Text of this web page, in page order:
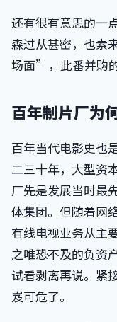
还有很有意思的一
森过从甚密，也
场面”，此番并购
百年制片厂为
百年当代电影史也
二三十年，大型资
厂先是发展当时最
体集团。但随着网
有线电视业务从主
之唯恐不及的负资
试看剥离再说。紧
岌可危了。